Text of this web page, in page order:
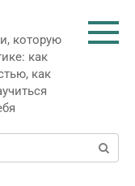
которую
как
как